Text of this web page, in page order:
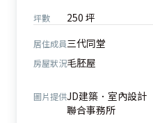
坪數 250 坪
居住成員三代同堂
房屋狀況毛胚屋
圖片提供JD建築．室內設計
聯合事務所